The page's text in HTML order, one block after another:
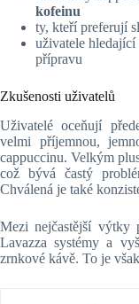
kofeinu
ty, kteří preferují
uživatele
přípravu
Zkušenosti uživatelů
Uživatelé oceňují
velmi příjemnou,
cappuccinu. Velkým
což bývá častý
Chválená je také
Mezi nejčastější výtky
Lavazza systémy a
zrnkové kávě. To je